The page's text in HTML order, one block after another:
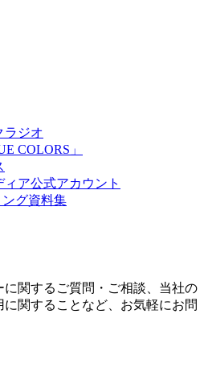
ラジオ
COLORS」
ィア公式アカウント
ング資料集
関するご質問・ご相談、当社の
関することなど、お気軽にお問